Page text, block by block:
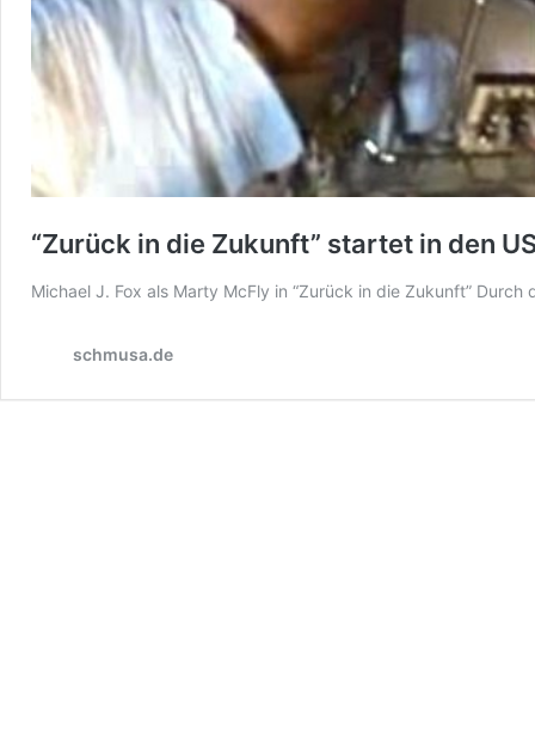
“Zurück in die Zukunft” startet in den
Michael J. Fox als Marty McFly in “Zurück in die Zukunft” Durch
schmusa.de